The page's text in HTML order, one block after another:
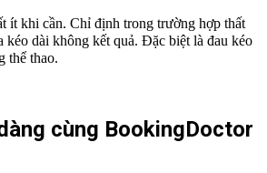
cần. Chỉ định trong trường hợp thất
kéo dài không kết quả. Đặc biệt là đau kéo
thể thao.
cùng BookingDoctor